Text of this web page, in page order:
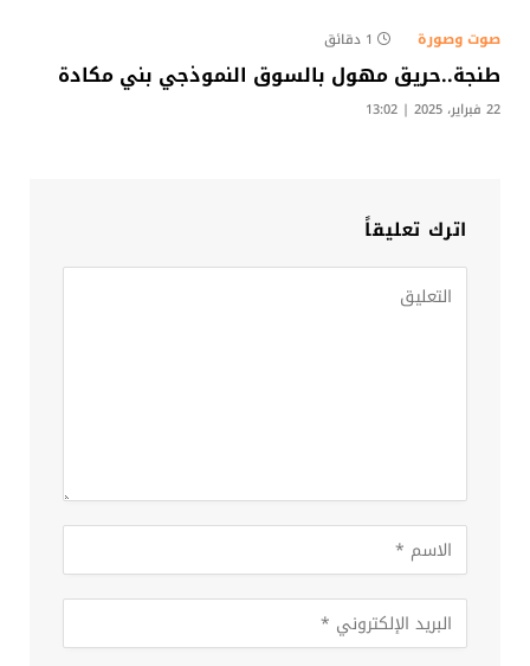
صوت وصورة 1 دقائق
طنجة..حريق مهول بالسوق النموذجي بني مكادة
22 فبراير، 2025 | 13:02
اترك تعليقاً